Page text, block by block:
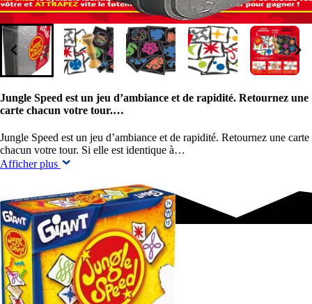
Jungle Speed est un jeu d’ambiance et de rapidité. Retournez une
carte chacun votre tour.…
Jungle Speed est un jeu d’ambiance et de rapidité. Retournez une carte
chacun votre tour. Si elle est identique à…
Afficher plus